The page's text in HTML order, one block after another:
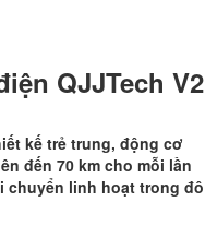
QJJTech V2
kế trẻ trung, động cơ
đến 70 km cho mỗi lần
chuyển linh hoạt trong đô